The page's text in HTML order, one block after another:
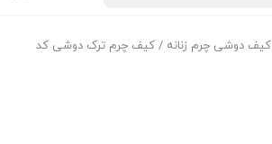
کیف دوشی چرم زنانه / کیف چرم ترک دوشی کد